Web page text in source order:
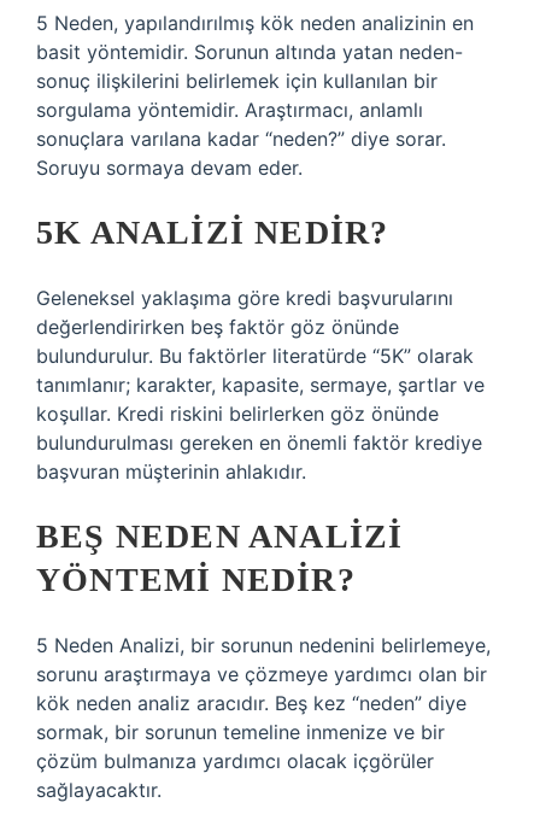
5 Neden, yapılandırılmış kök neden analizinin en
basit yöntemidir. Sorunun altında yatan neden-
sonuç ilişkilerini belirlemek için kullanılan bir
sorgulama yöntemidir. Araştırmacı, anlamlı
sonuçlara varılana kadar “neden?” diye sorar.
Soruyu sormaya devam eder.
5K ANALIZI NEDIR?
Geleneksel yaklaşıma göre kredi başvurularını
değerlendirirken beş faktör göz önünde
bulundurulur. Bu faktörler literatürde “5K” olarak
tanımlanır; karakter, kapasite, sermaye, şartlar ve
koşullar. Kredi riskini belirlerken göz önünde
bulundurulması gereken en önemli faktör krediye
başvuran müşterinin ahlakıdır.
BEŞ NEDEN ANALIZI
YÖNTEMI NEDIR?
5 Neden Analizi, bir sorunun nedenini belirlemeye,
sorunu araştırmaya ve çözmeye yardımcı olan bir
kök neden analiz aracıdır. Beş kez “neden” diye
sormak, bir sorunun temeline inmenize ve bir
çözüm bulmanıza yardımcı olacak içgörüler
sağlayacaktır.